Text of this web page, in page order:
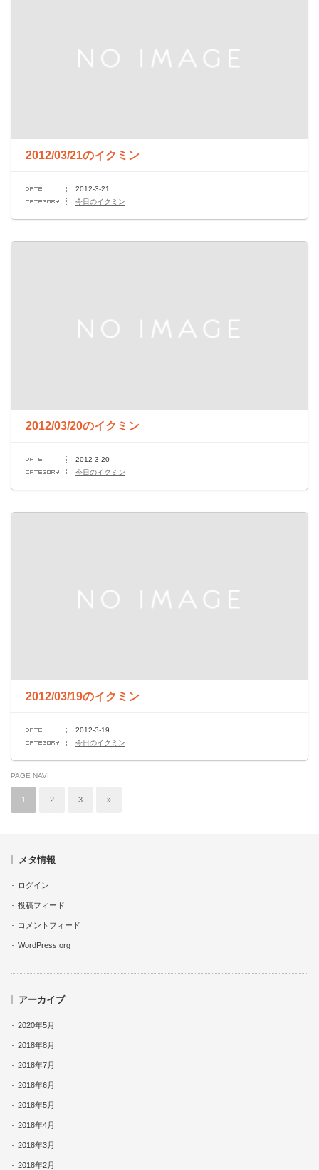
2012/03/21のイクミン
2012-3-21
今日のイクミン
2012/03/20のイクミン
2012-3-20
今日のイクミン
2012/03/19のイクミン
2012-3-19
今日のイクミン
PAGE NAVI
1 2 3 »
メタ情報
ログイン
投稿フィード
コメントフィード
WordPress.org
アーカイブ
2020年5月
2018年8月
2018年7月
2018年6月
2018年5月
2018年4月
2018年3月
2018年2月